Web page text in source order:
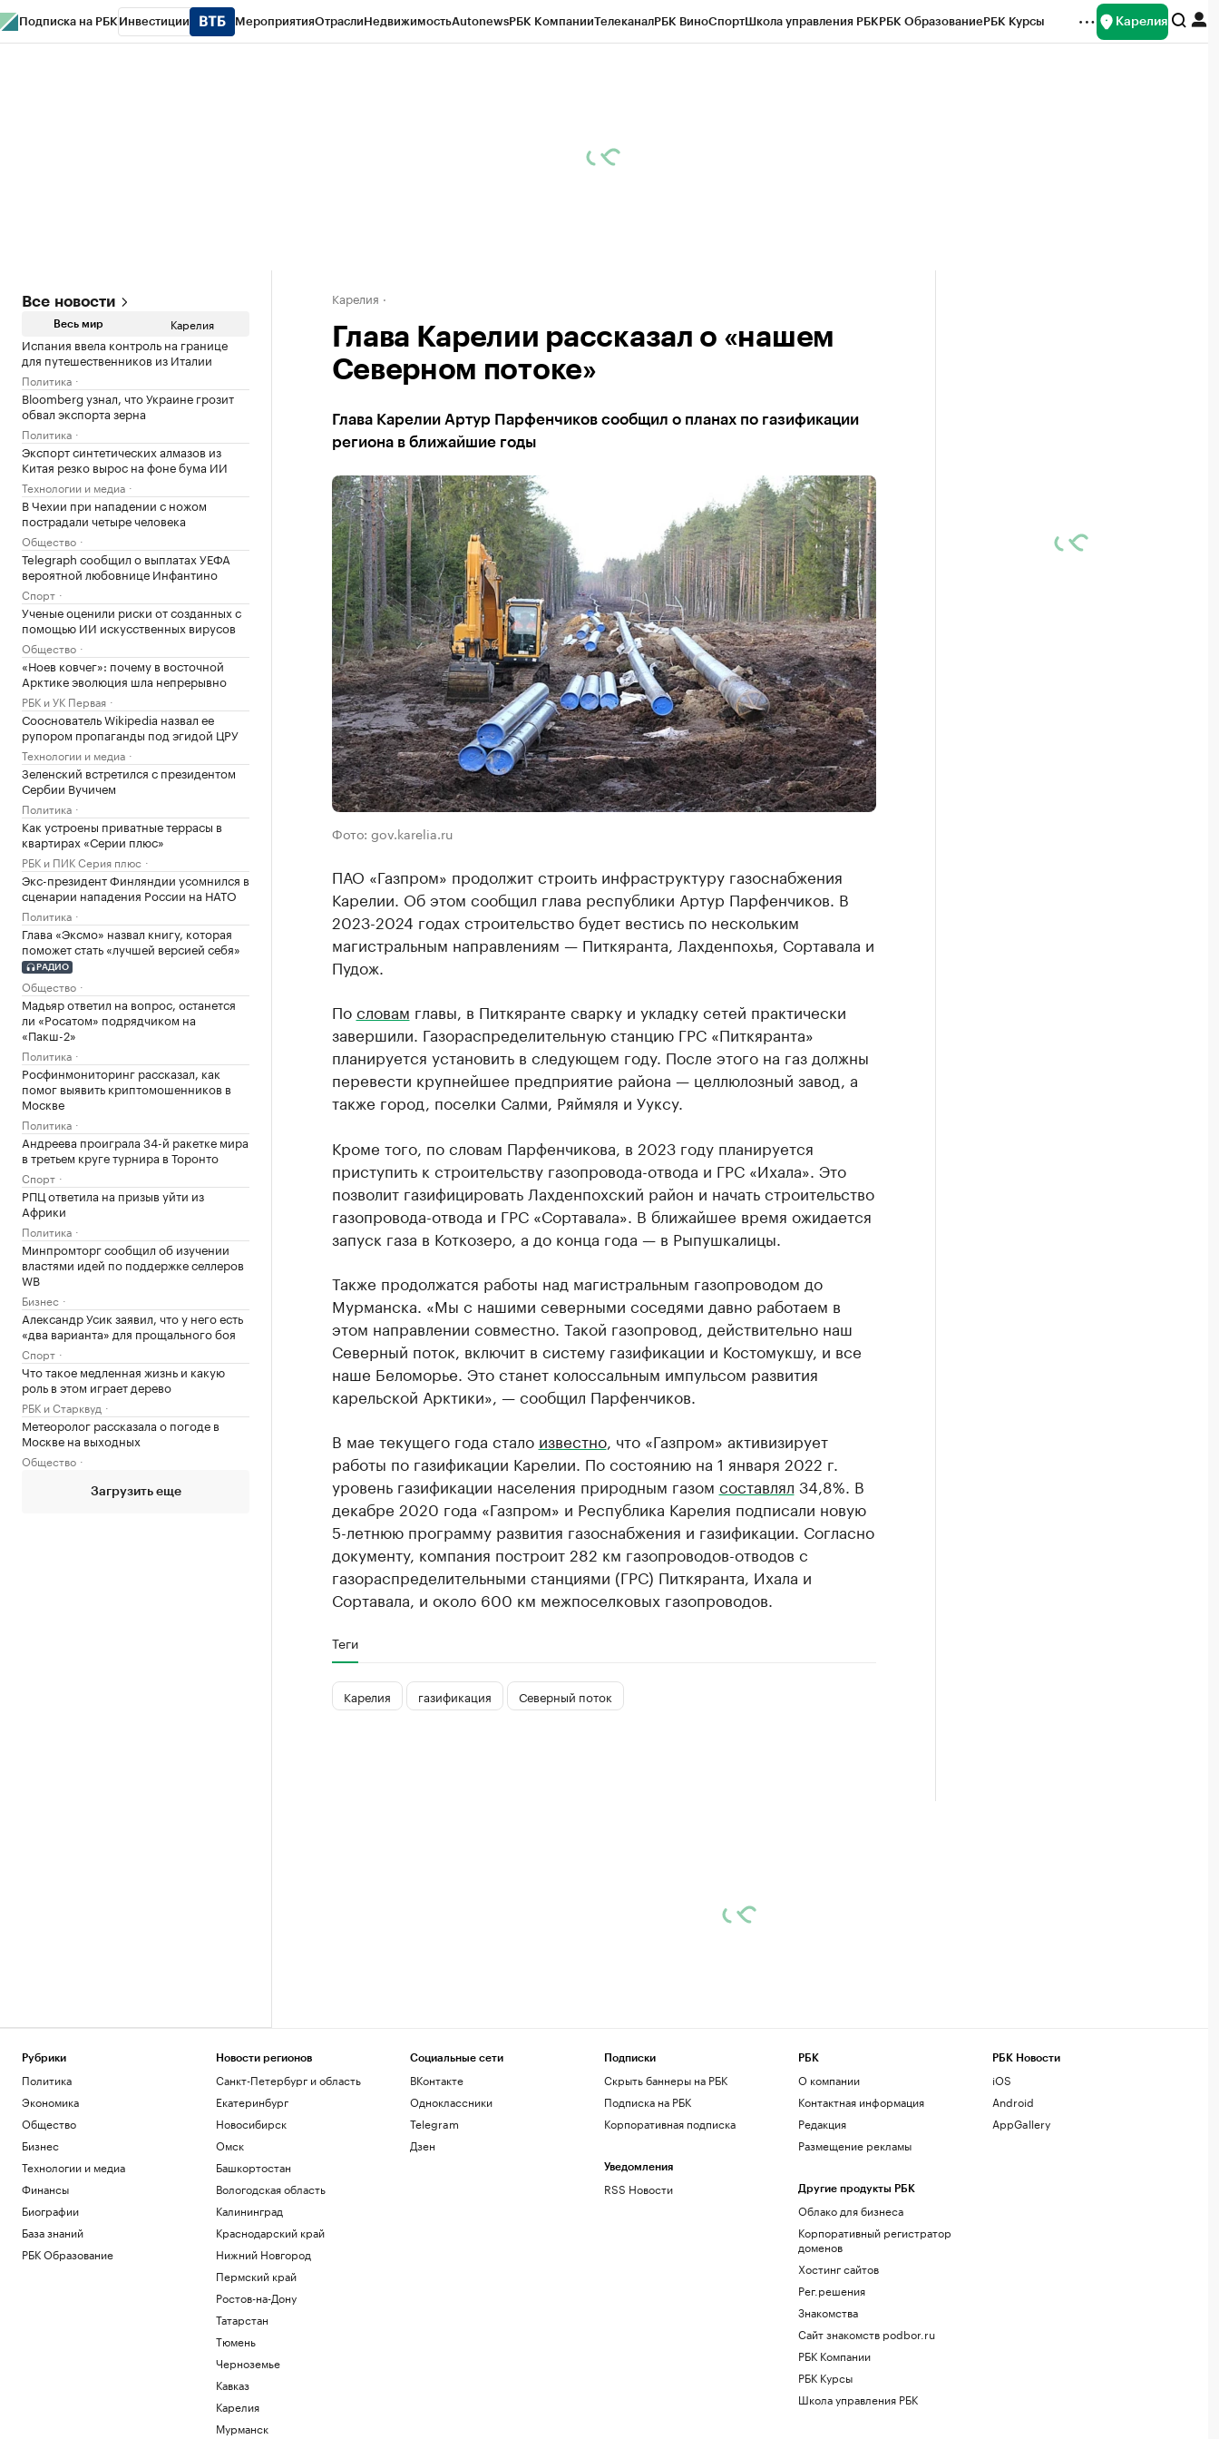
Подписка на РБК Инвестиции МероприятияОтраслиНедвижимостьAutonewsРБК КомпанииТелеканалРБК ВиноСпортШкола управления РБКРБК ОбразованиеРБК Курсы Карелия
Все новости
Весь мир Карелия
Испания ввела контроль на границе
для путешественников из Италии
Политика
Bloomberg узнал, что Украине грозит
обвал экспорта зерна
Политика
Экспорт синтетических алмазов из
Китая резко вырос на фоне бума ИИ
Технологии и медиа
В Чехии при нападении с ножом
пострадали четыре человека
Общество
Telegraph сообщил о выплатах УЕФА
вероятной любовнице Инфантино
Спорт
Ученые оценили риски от созданных с
помощью ИИ искусственных вирусов
Общество
«Ноев ковчег»: почему в восточной
Арктике эволюция шла непрерывно
РБК и УК Первая
Сооснователь Wikipedia назвал ее
рупором пропаганды под эгидой ЦРУ
Технологии и медиа
Зеленский встретился с президентом
Сербии Вучичем
Политика
Как устроены приватные террасы в
квартирах «Серии плюс»
РБК и ПИК Серия плюс
Экс-президент Финляндии усомнился в
сценарии нападения России на НАТО
Политика
Глава «Эксмо» назвал книгу, которая
поможет стать «лучшей версией себя»
РАДИО
Общество
Мадьяр ответил на вопрос, останется
ли «Росатом» подрядчиком на
«Пакш-2»
Политика
Росфинмониторинг рассказал, как
помог выявить криптомошенников в
Москве
Политика
Андреева проиграла 34-й ракетке мира
в третьем круге турнира в Торонто
Спорт
РПЦ ответила на призыв уйти из
Африки
Политика
Минпромторг сообщил об изучении
властями идей по поддержке селлеров
WB
Бизнес
Александр Усик заявил, что у него есть
«два варианта» для прощального боя
Спорт
Что такое медленная жизнь и какую
роль в этом играет дерево
РБК и Старквуд
Метеоролог рассказала о погоде в
Москве на выходных
Общество
Загрузить еще
Карелия
Глава Карелии рассказал о «нашем
Северном потоке»
Глава Карелии Артур Парфенчиков сообщил о планах по газификации
региона в ближайшие годы
Фото: gov.karelia.ru
ПАО «Газпром» продолжит строить инфраструктуру газоснабжения
Карелии. Об этом сообщил глава республики Артур Парфенчиков. В
2023-2024 годах строительство будет вестись по нескольким
магистральным направлениям — Питкяранта, Лахденпохья, Сортавала и
Пудож.
Пословам главы, в Питкяранте сварку и укладку сетей практически
завершили. Газораспределительную станцию ГРС «Питкяранта»
планируется установить в следующем году. После этого на газ должны
перевести крупнейшее предприятие района — целлюлозный завод, а
также город, поселки Салми, Ряймяля и Ууксу.
Кроме того, по словам Парфенчикова, в 2023 году планируется
приступить к строительству газопровода-отвода и ГРС «Ихала». Это
позволит газифицировать Лахденпохский район и начать строительство
газопровода-отвода и ГРС «Сортавала». В ближайшее время ожидается
запуск газа в Коткозеро, а до конца года — в Рыпушкалицы.
Также продолжатся работы над магистральным газопроводом до
Мурманска. «Мы с нашими северными соседями давно работаем в
этом направлении совместно. Такой газопровод, действительно наш
Северный поток, включит в систему газификации и Костомукшу, и все
наше Беломорье. Это станет колоссальным импульсом развития
карельской Арктики», — сообщил Парфенчиков.
В мае текущего года стало известно, что «Газпром» активизирует
работы по газификации Карелии. По состоянию на 1 января 2022 г.
уровень газификации населения природным газом составлял 34,8%. В
декабре 2020 года «Газпром» и Республика Карелия подписали новую
5-летнюю программу развития газоснабжения и газификации. Согласно
документу, компания построит 282 км газопроводов-отводов с
газораспределительными станциями (ГРС) Питкяранта, Ихала и
Сортавала, и около 600 км межпоселковых газопроводов.
Теги
Карелия газификация Северный поток
Рубрики
Политика
Экономика
Общество
Бизнес
Технологии и медиа
Финансы
Биографии
База знаний
РБК Образование
Новости регионов
Санкт-Петербург и область
Екатеринбург
Новосибирск
Омск
Башкортостан
Вологодская область
Калининград
Краснодарский край
Нижний Новгород
Пермский край
Ростов-на-Дону
Татарстан
Тюмень
Черноземье
Кавказ
Карелия
Мурманск
Социальные сети
ВКонтакте
Одноклассники
Telegram
Дзен
Подписки
Скрыть баннеры на РБК
Подписка на РБК
Корпоративная подписка
Уведомления
RSS Новости
РБК
О компании
Контактная информация
Редакция
Размещение рекламы
Другие продукты РБК
Облако для бизнеса
Корпоративный регистратор
доменов
Хостинг сайтов
Рег.решения
Знакомства
Сайт знакомств podbor.ru
РБК Компании
РБК Курсы
Школа управления РБК
РБК Новости
iOS
Android
AppGallery